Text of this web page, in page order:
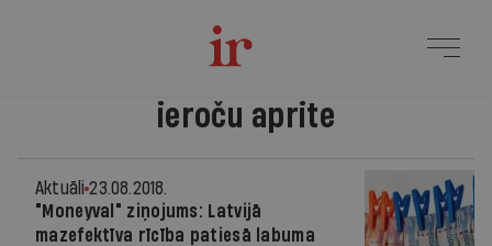
ieroču aprite
Aktuāli 23.08.2018.
"Moneyval" ziņojums: Latvijā
mazefektīva rīcība patiesā labuma